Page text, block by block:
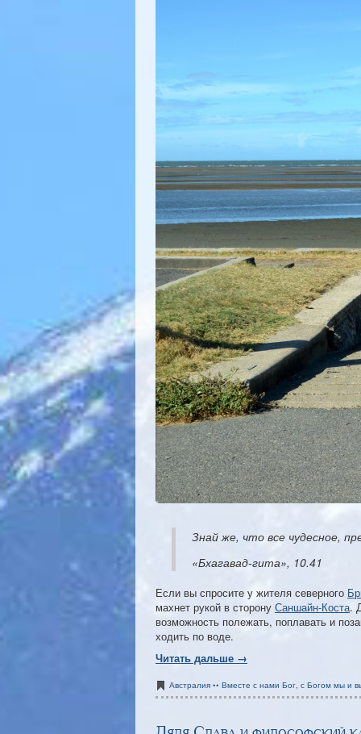
Знай же, что все чудесное,
«Бхагавад-гита», 10.41
Если вы спросите у жителя северного
махнет рукой в сторону Саншайн-Коста.
возможность полежать, поплавать и
ходить по воде.
Читать дальше →
Австралия •• Вместе с нами Бог, с Богом мы и